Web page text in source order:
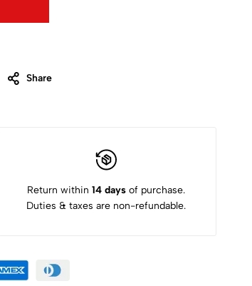
Share
Return within 14 daysof purchase.
Duties & taxes are non-refundable.